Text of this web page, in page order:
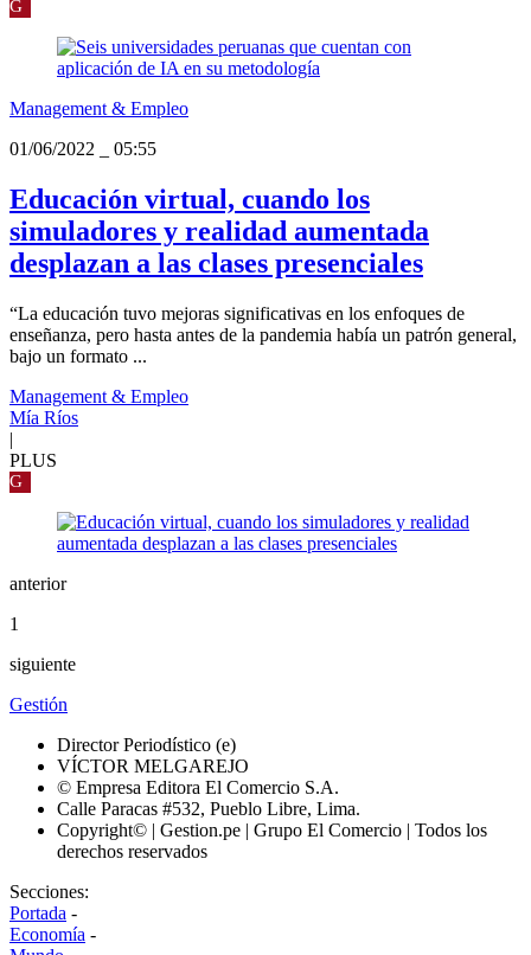
G
Management & Empleo
01/06/2022
05:55
Educación virtual, cuando los
simuladores y realidad aumentada
desplazan a las clases presenciales
“La educación tuvo mejoras significativas en los enfoques de
enseñanza, pero hasta antes de la pandemia había un patrón general,
bajo un formato ...
Management & Empleo
Mía Ríos
|
PLUS
G
anterior
1
siguiente
Gestión
Director Periodístico (e)
VÍCTOR MELGAREJO
© Empresa Editora El Comercio S.A.
Calle Paracas #532, Pueblo Libre, Lima.
Copyright© | Gestion.pe | Grupo El Comercio | Todos los
derechos reservados
Secciones:
Portada -
Economía -